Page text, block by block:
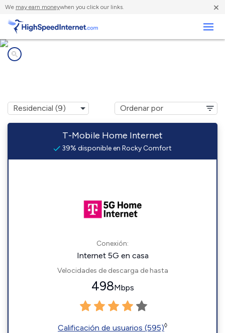
We may earn moneywhen you click our links. ×
T-Mobile Home Internet
39% disponible en Rocky Comfort
Conexión:
Internet 5G en casa
Velocidades de descarga de hasta
498Mbps
Calificación de usuarios (595)◊